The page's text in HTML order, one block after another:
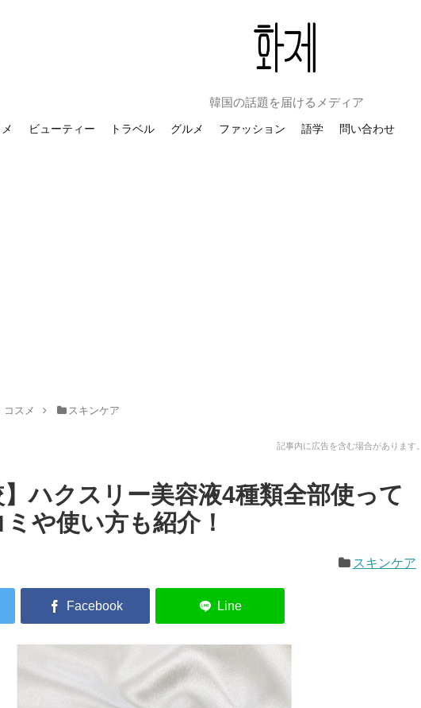
韓国の話題を届けるメディア
ビューティー トラベル グルメ ファッション 語学 問い合わせ
コスメ スキンケア
記事内に広告を含む場合があります。
】ハクスリー美容液4種類全部使って
や使い方も紹介！
スキンケア